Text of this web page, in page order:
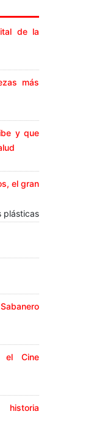
de la
más
y que
el gran
plásticas
el Cine